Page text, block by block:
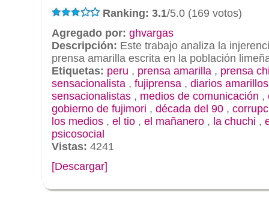
Ranking: 3.1/5.0 (169 votos)
Agregado por: ghvargas
Descripción: Este trabajo analiza la
prensa amarilla escrita en la población
Etiquetas: peru , prensa amarilla , prensa
sensacionalista , fujiprensa , diarios amarillos
sensacionalistas , medios de comunicación ,
gobierno de fujimori , década del 90 ,
los medios , el tio , el mañanero , la chuchi ,
psicosocial
Vistas: 4241
[Descargar]